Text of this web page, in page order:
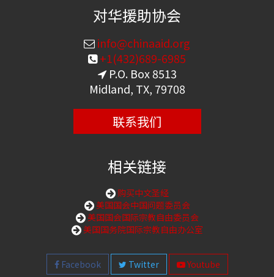
对华援助协会
info@chinaaid.org
+1(432)689-6985
P.O. Box 8513
Midland, TX, 79708
联系我们
相关链接
购买中文圣经
美国国会中国问题委员会
美国国会国际宗教自由委员会
美国国务院国际宗教自由办公室
Facebook Twitter Youtube